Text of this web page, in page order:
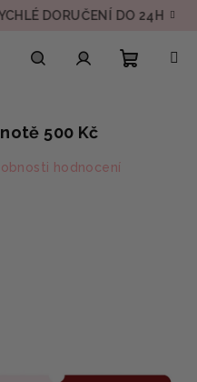
DORUČENÍ DO 24H
500 Kč
hodnocení